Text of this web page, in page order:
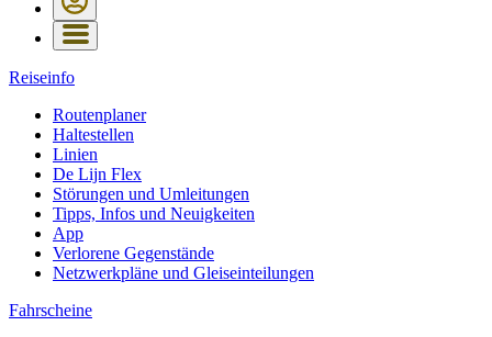
Reiseinfo
Routenplaner
Haltestellen
Linien
De Lijn Flex
Störungen und Umleitungen
Tipps, Infos und Neuigkeiten
App
Verlorene Gegenstände
Netzwerkpläne und Gleiseinteilungen
Fahrscheine